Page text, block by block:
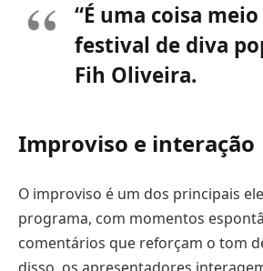
“É uma coisa
festival de diva
Fih Oliveira.
Improviso e interação
O improviso é um dos principais
programa, com momentos
comentários que reforçam o tom